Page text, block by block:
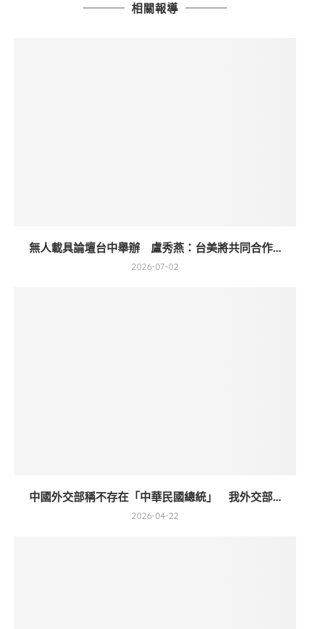
相關報導
無人載具論壇台中舉辦 盧秀燕：台美將共同合作...
2026-07-02
中國外交部稱不存在「中華民國總統」 我外交部...
2026-04-22